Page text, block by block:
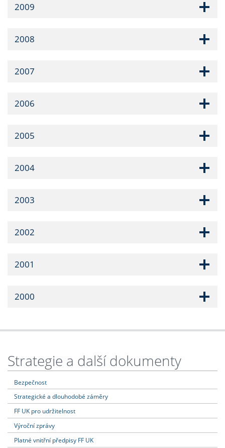
2009
2008
2007
2006
2005
2004
2003
2002
2001
2000
Strategie a další dokumenty
Bezpečnost
Strategické a dlouhodobé záměry
FF UK pro udržitelnost
Výroční zprávy
Platné vnitřní předpisy FF UK